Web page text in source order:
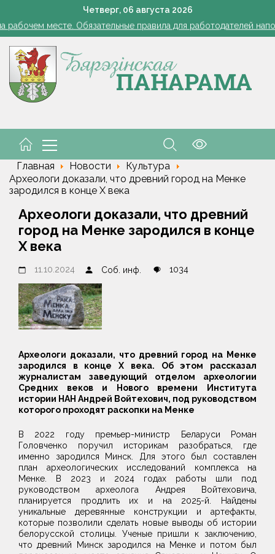
Четверг, 06 августа 2026
философию отношений с Алжиром и предложил ускорить
рабочем месте. Обязательные правила для работодателей
Косить или не косить: когда обрезка ботвы картофеля
Ребенок провалился в канализационный колодец в
философию отношений с Алжиром и предложил ускорить
Главная Новости
Культура
Археологи доказали, что древний город на Менке
зародился в конце X века
Археологи доказали, что древний
город на Менке зародился в конце
X века
11.10.2024 Соб. инф. 1034
Археологи доказали, что древний город на Менке
зародился в конце X века. Об этом рассказал
журналистам заведующий отделом археологии
Средних веков и Нового времени Института
истории НАН Андрей Войтехович, под руководством
которого проходят раскопки на Менке
В 2022 году премьер-министр Беларуси Роман
Головченко поручил историкам разобраться, где
именно зародился Минск. Для этого был составлен
план археологических исследований комплекса на
Менке. В 2023 и 2024 годах работы шли под
руководством археолога Андрея Войтеховича,
планируется продлить их и на 2025-й. Найдены
уникальные деревянные конструкции и артефакты,
которые позволили сделать новые выводы об истории
белорусской столицы. Ученые пришли к заключению,
что древний Минск зародился на Менке и потом был